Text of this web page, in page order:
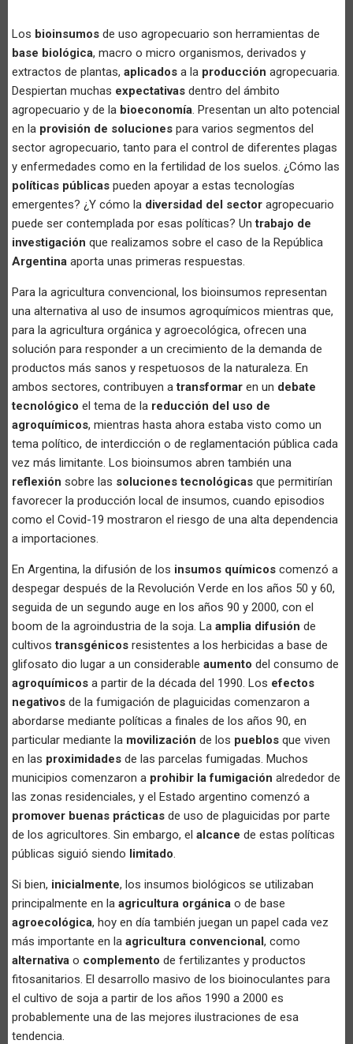
Los bioinsumos de uso agropecuario son herramientas de
base biológica, macro o micro organismos, derivados y
extractos de plantas, aplicados a la producción agropecuaria.
Despiertan muchas expectativas dentro del ámbito
agropecuario y de la bioeconomía. Presentan un alto potencial
en la provisión de soluciones para varios segmentos del
sector agropecuario, tanto para el control de diferentes plagas
y enfermedades como en la fertilidad de los suelos. ¿Cómo las
políticas públicas pueden apoyar a estas tecnologías
emergentes? ¿Y cómo la diversidad del sector agropecuario
puede ser contemplada por esas políticas? Untrabajo de
investigación que realizamos sobre el caso de la República
Argentina aporta unas primeras respuestas.
Para la agricultura convencional, los bioinsumos representan
una alternativa al uso de insumos agroquímicos mientras que,
para la agricultura orgánica y agroecológica, ofrecen una
solución para responder a un crecimiento de la demanda de
productos más sanos y respetuosos de la naturaleza. En
ambos sectores, contribuyen atransformar en un debate
tecnológico el tema de la reducción del uso de
agroquímicos, mientras hasta ahora estaba visto como un
tema político, de interdicción o de reglamentación pública cada
vez más limitante. Los bioinsumos abren también una
reflexión sobre las soluciones tecnológicas que permitirían
favorecer la producción local de insumos, cuando episodios
como el Covid-19 mostraron el riesgo de una alta dependencia
a importaciones.
En Argentina, la difusión de los insumos químicos comenzó a
despegar después de la Revolución Verde en los años 50 y 60,
seguida de un segundo auge en los años 90 y 2000, con el
boom de la agroindustria de la soja. La amplia difusión de
cultivostransgénicos resistentes a los herbicidas a base de
glifosato dio lugar a un considerable aumento del consumo de
agroquímicos a partir de la década del 1990. Los efectos
negativos de la fumigación de plaguicidas comenzaron a
abordarse mediante políticas a finales de los años 90, en
particular mediante la movilización de los pueblos que viven
en las proximidades de las parcelas fumigadas. Muchos
municipios comenzaron a prohibir la fumigación alrededor de
las zonas residenciales, y el Estado argentino comenzó a
promover buenas prácticas de uso de plaguicidas por parte
de los agricultores. Sin embargo, el alcance de estas políticas
públicas siguió siendo limitado.
Si bien, inicialmente, los insumos biológicos se utilizaban
principalmente en la agricultura orgánica o de base
agroecológica, hoy en día también juegan un papel cada vez
más importante en la agricultura convencional, como
alternativa o complemento de fertilizantes y productos
fitosanitarios. El desarrollo masivo de los bioinoculantes para
el cultivo de soja a partir de los años 1990 a 2000 es
probablemente una de las mejores ilustraciones de esa
tendencia.